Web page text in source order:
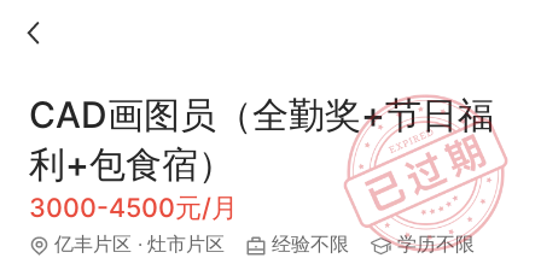
CAD画图员（全勤奖+节日福
利+包食宿）
3000-4500元/月
亿丰片区 · 灶市片区 经验不限
学历不限